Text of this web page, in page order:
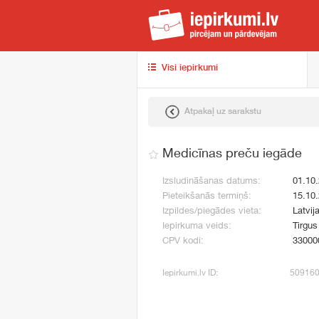
Visi iepirkumi
Atpakaļ uz sarakstu
Medicīnas preču iegāde
Izsludināšanas datums:
Pieteikšanās termiņš:
Izpildes/piegādes vieta:
Latvija
Iepirkuma veids:
CPV kodi:
Iepirkumi.lv ID: